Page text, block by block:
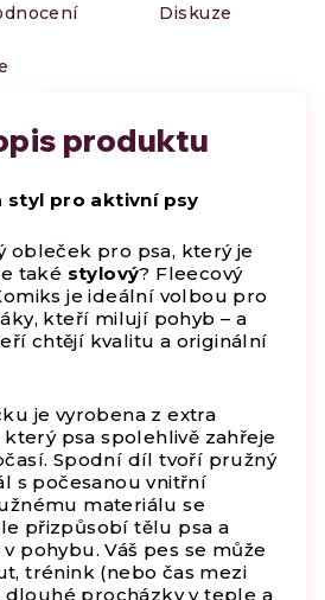
Diskuze
produktu
styl pro aktivní psy
obleček pro psa, který je
také stylový? Fleecový
je ideální volbou pro
kteří milují pohyb – a
chtějí kvalitu a originální
je vyrobena z extra
psa spolehlivě zahřeje
Spodní díl tvoří pružný
s počesanou vnitřní
materiálu se
přizpůsobí tělu psa a
pohybu. Váš pes se může
trénink (nebo čas mezi
dlouhé procházky v teple a